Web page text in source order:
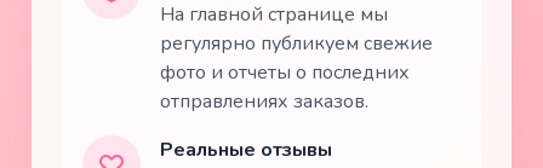
На главной странице мы
регулярно публикуем свежие
фото и отчеты о последних
отправлениях заказов.
Реальные отзывы